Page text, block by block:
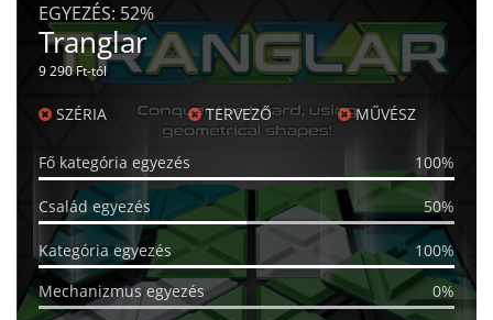
EGYEZÉS: 52%
Tranglar
9 290 Ft-tól
SZÉRIA TERVEZŐ MŰVÉSZ
Fő kategória egyezés 100%
Család egyezés 50%
Kategória egyezés
100%
Mechanizmus egyezés
0%